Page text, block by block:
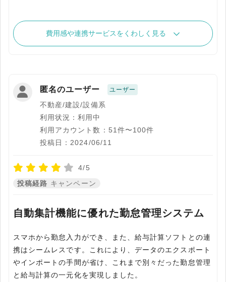
費用感や連携サービスをくわしく見る
匿名のユーザー ユーザー
不動産/建設/設備系
利用状況：利用中
利用アカウント数：51件〜100件
投稿日：2024/06/11
4/5
投稿経路 キャンペーン
自動集計機能に優れた勤怠管理システム
スマホから勤怠入力ができ、また、給与計算ソフトとの連
携はシームレスです。これにより、データのエクスポート
やインポートの手間が省け、これまで別々だった勤怠管理
と給与計算の一元化を実現しました。